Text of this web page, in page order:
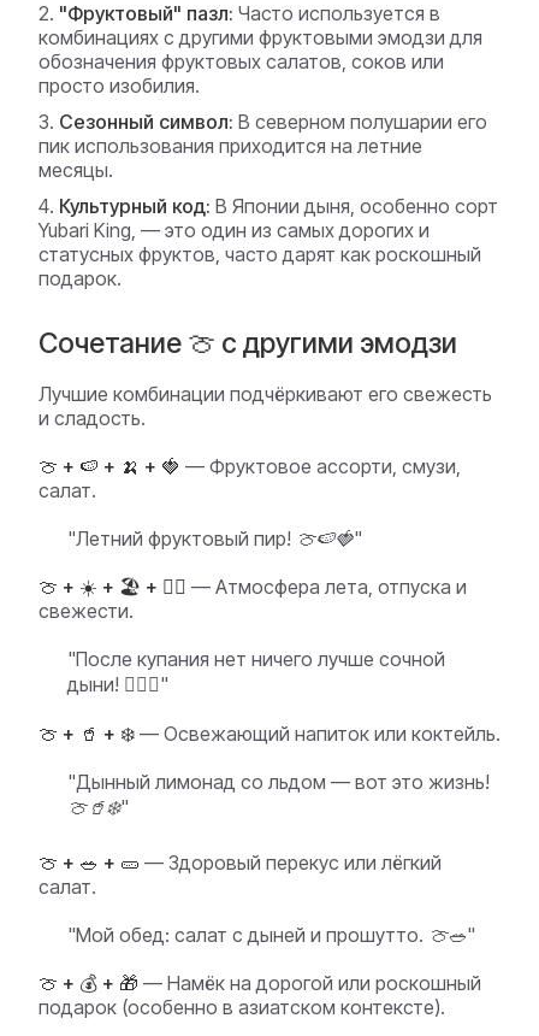
"Фруктовый" пазл: Часто используется в
комбинациях с другими фруктовыми эмодзи для
обозначения фруктовых салатов, соков или
просто изобилия.
Сезонный символ: В северном полушарии его
пик использования приходится на летние
месяцы.
Культурный код: В Японии дыня, особенно сорт
Yubari King, — это один из самых дорогих и
статусных фруктов, часто дарят как роскошный
подарок.
Сочетание 🍈 с другими эмодзи
Лучшие комбинации подчёркивают его свежесть
и сладость.
🍈 + 🍉 + 🍌 + 🍓 — Фруктовое ассорти, смузи,
салат.
"Летний фруктовый пир! 🍈🍉🍓"
🍈 + ☀️ + 🏖️ + 🏊‍♀️ — Атмосфера лета, отпуска и
свежести.
"После купания нет ничего лучше сочной
дыни! 🏊‍♀️🍈"
🍈 + 🥤 + ❄️ — Освежающий напиток или коктейль.
"Дынный лимонад со льдом — вот это жизнь!
🍈🥤❄️"
🍈 + 🥗 + 🥒 — Здоровый перекус или лёгкий
салат.
"Мой обед: салат с дыней и прошутто. 🍈🥗"
🍈 + 💰 + 🎁 — Намёк на дорогой или роскошный
подарок (особенно в азиатском контексте).